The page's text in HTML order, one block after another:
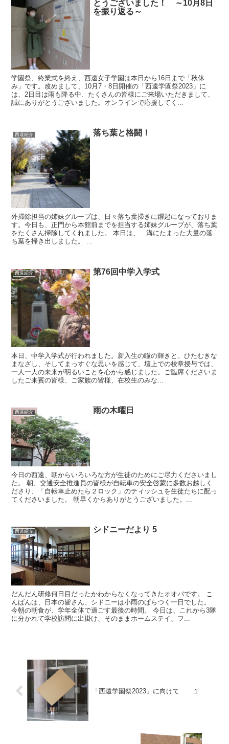
とうございました！ ～10月8日
を振り返る～
学園祭、終業式を終え、西遠女子学園は本日から16日まで「秋休
み」です。改めまして、10月7・8日開催の「西遠学園祭2023」に
は、2日目は雨も降る中、たくさんの皆様にご来場いただきまして、
誠にありがとうございました。オンラインで応援してく...
西遠紹介 落ち葉と格闘！
外掃除担当の姉妹グループは、日々落ち葉掃きに躍起になっておりま
す。今日も、正門から本館前までを担当する姉妹グループが、落ち葉
をたくさん掃除してくれました。 本日は、 溝にたまった大量の落
ち葉を掃き出しました。 ...
西遠紹介 第76回中学入学式
本日、中学入学式が行われました。新入生の瞳の輝きと、ひたむきな
まなざし、そしてまっすぐな思いを感じて、壇上での校章授与では、
一人一人の未来が明るいことを心から感じました。ご臨席くださいま
したご来賓の皆様、ご家族の皆様、在校生のみな...
西遠紹介 雨の木曜日
今日の西遠、朝からいろいろな方が生徒のためにご尽力くださいまし
た。 朝、交通安全推進員の皆様が自転車の安全啓蒙に多数お越しく
ださり、「自転車止めたら２ロック」のティッシュを生徒たちに配っ
てくださいました。 朝早くからありがとうございました。...
西遠紹介 シドニーだより 5
だんだん研修何日目だったかわからなくなってきたオオバです。 こ
んばんは、日本の皆さん、シドニーは小雨のぱらつく一日でした。
今朝の朝食が、学年全体で過ごす最後の時間。 今日は、これから3隊
に分かれて学校訪問に出掛け、そのままホームステイ、フ...
「西遠学園祭2023」に向けて １